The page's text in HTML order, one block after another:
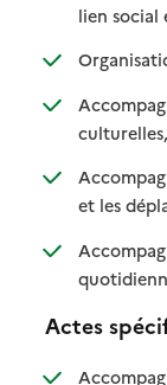
lien social
et les
Actes